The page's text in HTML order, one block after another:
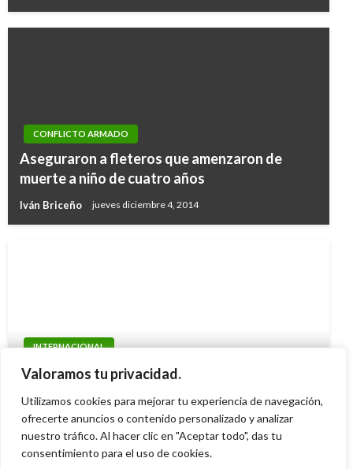
Valoramos tu privacidad.
Utilizamos cookies para mejorar tu experiencia de navegación,
ofrecerte anuncios o contenido personalizado y analizar
nuestro tráfico. Al hacer clic en "Aceptar todo", das tu
consentimiento para el uso de cookies.
CONFLICTO ARMADO
Aseguraron a fleteros que amenzaron de
muerte a niño de cuatro años
Iván Briceño jueves diciembre 4, 2014
INTERNACIONAL
Aprobado ataque militar contra Siria en
Margarita Bedoya miércoles septiembre 4, 2013